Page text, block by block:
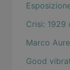
Crisi: 1929
Marco
Good